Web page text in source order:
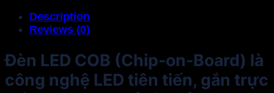
Description
Reviews (0)
Đèn LED COB (Chip-on-Board) là
công nghệ LED tiên tiến, gắn trực